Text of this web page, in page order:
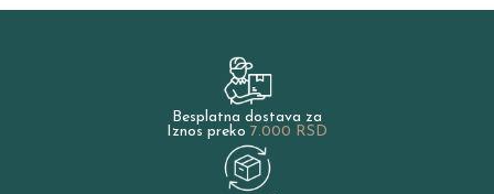
Besplatna dostava za
Iznos preko 7.000 RSD